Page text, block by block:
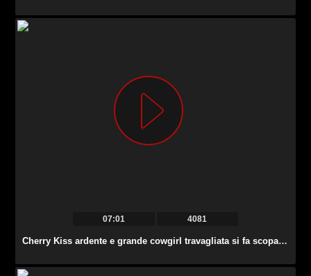
07:01 4081
Cherry Kiss ardente e grande cowgirl travagliata si fa scopare anale da dietro.